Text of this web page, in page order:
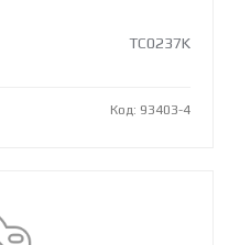
TC0237K
Код: 93403-4